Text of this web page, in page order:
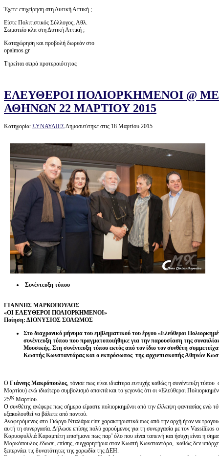
Έχετε επιχείρηση στη Δυτική Αττική ;
Είστε Πολιτιστικός Σύλλογος, Αθλ.
Σωματείο κλπ στη Δυτική Αττική ;
Καταχώρηση και προβολή δωρεάν στο
opalmos.gr
Τηρείται σειρά προτεραιότητας
ΕΛΕΥΘΕΡΟΙ ΠΟΛΙΟΡΚΗΜΕΝΟΙ @
ΑΘΗΝΩΝ 22 ΜΑΡΤΙΟΥ 2015
Κατηγορία: ΣΥΝΑΥΛΙΕΣΔημοσιεύτηκε στις 18 Μαρτίου 2015
Συνέντευξη τύπου
ΓΙΑΝΝΗΣ ΜΑΡΚΟΠΟΥΛΟΣ
«ΟΙ ΕΛΕΥΘΕΡΟΙ ΠΟΛΙΟΡΚΗΜΕΝΟΙ»
Ποίηση: ΔΙΟΝΥΣΙΟΣ ΣΟΛΩΜΟΣ
Στο διαχρονικό μήνυμα του εμβληματικού του έργου «Ελεύθεροι
συνέντευξη τύπου που πραγματοποιήθηκε για την παρουσίαση της
Μουσικής. Στη συνέντευξη τύπου εκτός από τον ίδιο τον συνθέτη
Κωστής Κωνσταντάρας και ο εκπρόσωπος της αρχιεπισκοπής Αθηνών
Ο Γιάννης Μακρόπουλος, τόνισε πως είναι ιδιαίτερα ευτυχής καθώς η συνέντευξη
Μαρτίου) ενώ ιδιαίτερο συμβολισμό αποκτά και το γεγονός ότι οι «Ελεύθεροι
25ης Μαρτίου.
Ο συνθέτης ανέφερε πως σήμερα είμαστε πολιορκημένοι από την έλλειψη φαντασίας ενώ
εξακολουθεί να βάλετε από παντού.
Αναφερόμενος στο Γιώργο Νταλάρα είπε χαρακτηριστικά πως από την αρχή ήταν να
αυτή τη συνεργασία. Δήλωσε επίσης πολύ χαρούμενος για τη συνεργασία με τον Vassilikos
Καρυοφυλλιά Καραμπέτη επισήμανε πως παρ’ όλο που είναι ταπεινή και ήσυχη είναι η
Μαρκόπουλος έδωσε, επίσης, συγχαρητήρια στον Κωστή Κωνσταντάρα, καθώς δεν
ξεπερνάει τις δυνατότητες της χορωδία της ΔΕΗ.